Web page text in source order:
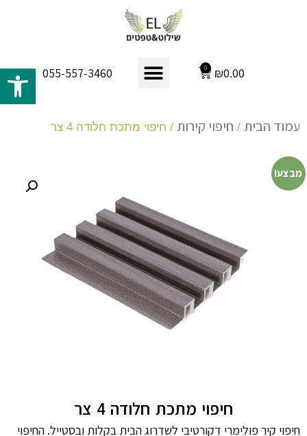
₪0.00
0
055-557-3460
עמוד הבית / חיפוי קירות / חיפוי מתכת חלודה 4 צר
מבצע!
חיפוי מתכת חלודה 4 צר
חיפוי קיר פולימרי דקורטיבי לשדרוג הבית בקלות ובסטייל. החיפוי